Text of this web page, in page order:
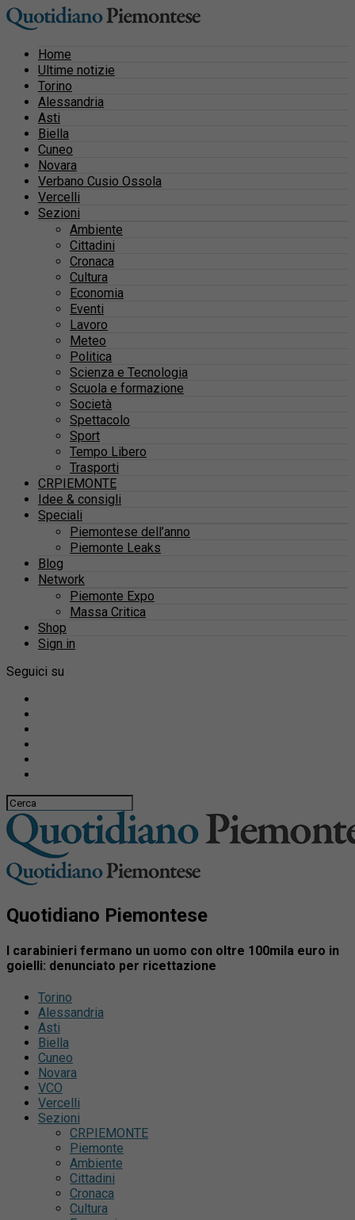
Home
Ultime notizie
Torino
Alessandria
Asti
Biella
Cuneo
Novara
Verbano Cusio Ossola
Vercelli
Sezioni
Ambiente
Cittadini
Cronaca
Cultura
Economia
Eventi
Lavoro
Meteo
Politica
Scienza e Tecnologia
Scuola e formazione
Società
Spettacolo
Sport
Tempo Libero
Trasporti
CRPIEMONTE
Idee & consigli
Speciali
Piemontese dell’anno
Piemonte Leaks
Blog
Network
Piemonte Expo
Massa Critica
Shop
Sign in
Seguici su
Quotidiano Piemontese
I carabinieri fermano un uomo con oltre 100mila euro in
goielli: denunciato per ricettazione
Torino
Alessandria
Asti
Biella
Cuneo
Novara
VCO
Vercelli
Sezioni
CRPIEMONTE
Piemonte
Ambiente
Cittadini
Cronaca
Cultura